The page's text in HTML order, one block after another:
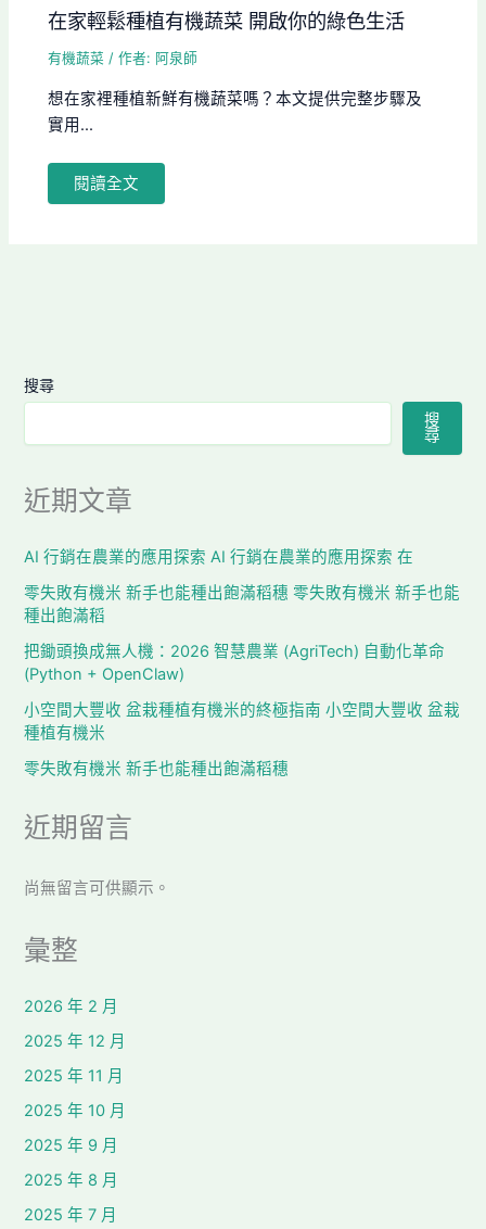
在家輕鬆種植有機蔬菜 開啟你的綠色生活
有機蔬菜 / 作者: 阿泉師
想在家裡種植新鮮有機蔬菜嗎？本文提供完整步驟及
實用...
閱讀全文
搜尋
搜
尋
近期文章
AI 行銷在農業的應用探索 AI 行銷在農業的應用探索 在
零失敗有機米 新手也能種出飽滿稻穗 零失敗有機米 新手也能
種出飽滿稻
把鋤頭換成無人機：2026 智慧農業 (AgriTech) 自動化革命
(Python + OpenClaw)
小空間大豐收 盆栽種植有機米的終極指南 小空間大豐收 盆栽
種植有機米
零失敗有機米 新手也能種出飽滿稻穗
近期留言
尚無留言可供顯示。
彙整
2026 年 2 月
2025 年 12 月
2025 年 11 月
2025 年 10 月
2025 年 9 月
2025 年 8 月
2025 年 7 月